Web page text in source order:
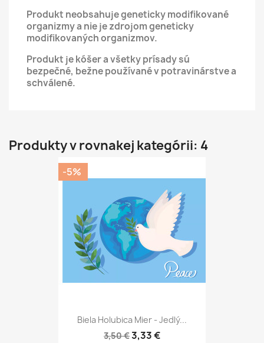
Produkt neobsahuje geneticky modifikované
organizmy a nie je zdrojom geneticky
modifikovaných organizmov.
Produkt je kóšer a všetky prísady sú
bezpečné, bežne používané v potravinárstve a
schválené.
Produkty v rovnakej kategórii: 4
Biela Holubica Mier - Jedlý...
3,50 €3,33 €
-5%